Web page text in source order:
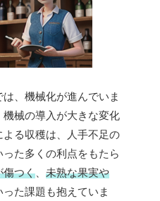
、機械化が進んでいま
械の導入が大きな変化
る収穫は、人手不足の
た多くの利点をもたら
傷つく
未熟な果実や
った課題も抱えていま